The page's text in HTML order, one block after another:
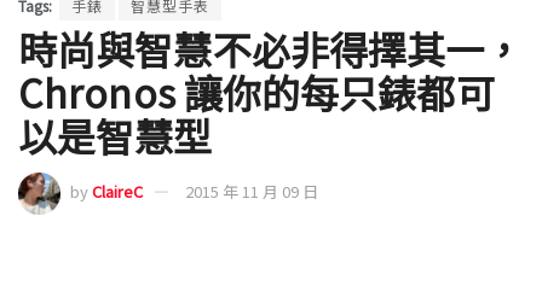
Tags: 手錶 智慧型手表
時尚與智慧不必非得擇其一，
Chronos 讓你的每只錶都可
以是智慧型
byClaireC 2015 年 11 月 09 日